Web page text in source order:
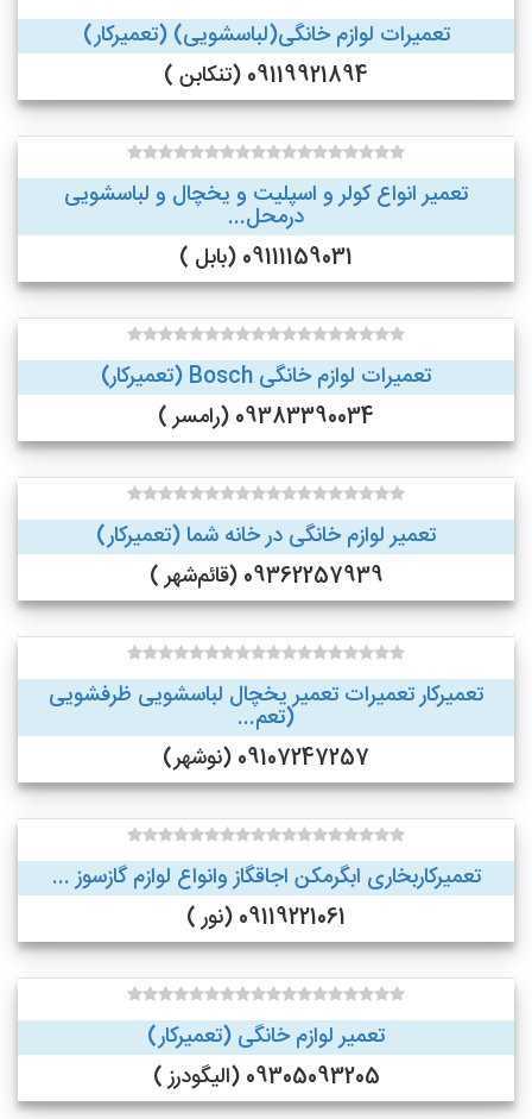
تعمیرات لوازم خانگی(لباسشویی) (تعمیرکار)
09119921894 (تنکابن )
تعمیر انواع کولر و اسپلیت و یخچال و لباسشویی
درمحل...
09111159031 (بابل )
تعمیرات لوازم خانگی Bosch (تعمیرکار)
09383390034 (رامسر )
تعمیر لوازم خانگی در خانه شما (تعمیرکار)
09362257939 (قائم‌شهر )
تعمیرکار تعمیرات تعمیر یخچال لباسشویی ظرفشویی
(تعم...
09107247257 (نوشهر)
تعمیرکاربخاری ابگرمکن اجاقگاز وانواع لوازم گازسوز ...
09119221061 (نور )
تعمیر لوازم خانگی (تعمیرکار)
09305093205 (الیگودرز )